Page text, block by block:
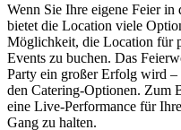
Wenn Sie Ihre eigene Feier in
bietet die Location viele
Möglichkeit, die Location für
Events zu buchen. Das
Party ein großer Erfolg wird
den Catering-Optionen. Zum
eine Live-Performance für
Gang zu halten.